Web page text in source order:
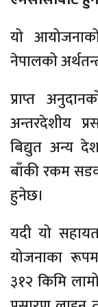
यो
नेपालको
प्राप्त
अन्तरदेशीय
बिद्युत अन्य
बाँकी रकम
हुनेछ।
यदी यो
योजनाका
३१२ किमि